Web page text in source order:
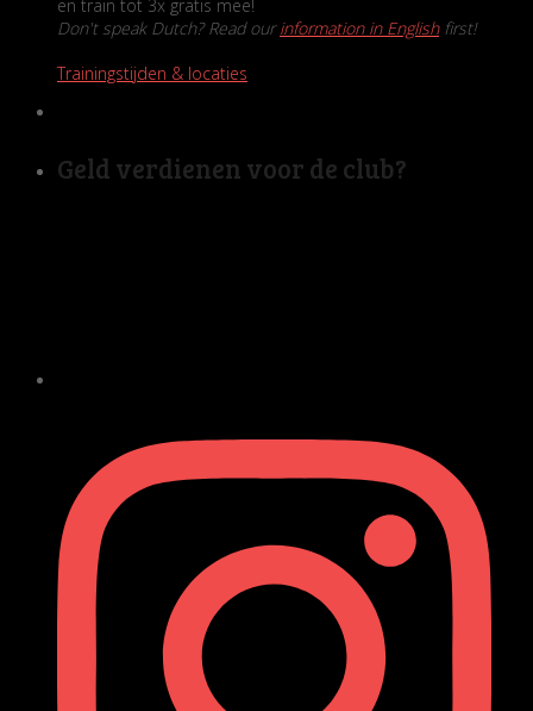
en train tot 3x gratis mee!
Don't speak Dutch? Read ourinformation in Englishfirst!
Trainingstijden & locaties
Geld verdienen voor de club?